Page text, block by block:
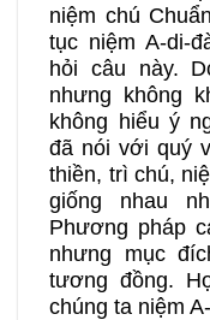
niệm chú
tục niệm A-di-
hỏi câu này.
nhưng không
không hiểu ý
đã nói với quý
thiền, trì chú,
giống nhau
Phương pháp
nhưng mục
tương đồng.
chúng ta niệm